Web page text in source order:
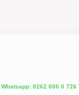
Whatsapp: 0262 606 0 726